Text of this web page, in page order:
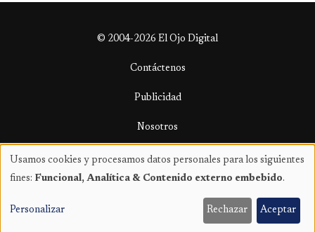
© 2004-2026 El Ojo Digital
Contáctenos
Publicidad
Nosotros
Términos y condiciones
Uso
datos
Usamos cookies y procesamos datos personales para los siguientes
fines: Funcional, Analítica & Contenido externo embebido.
Personalizar Rechazar Aceptar